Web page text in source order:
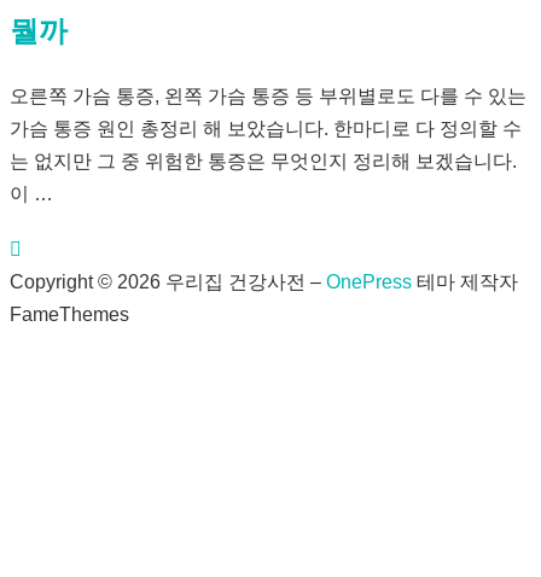
뭘까
오른쪽 가슴 통증, 왼쪽 가슴 통증 등 부위별로도 다를 수 있는
가슴 통증 원인 총정리 해 보았습니다. 한마디로 다 정의할 수
는 없지만 그 중 위험한 통증은 무엇인지 정리해 보겠습니다.
이 …
Copyright © 2026 우리집 건강사전 – OnePress 테마 제작자
FameThemes